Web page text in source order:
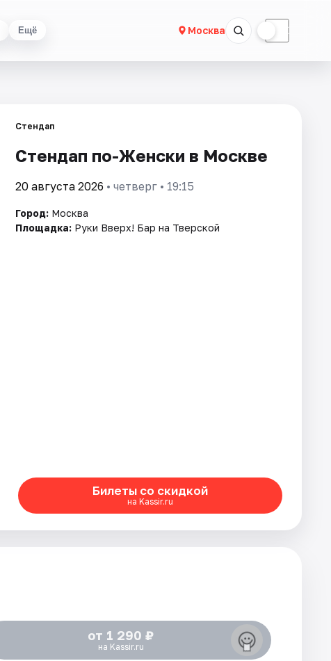
Ещё Москва ☾
Стендап
Стендап по-Женски в Москве
20 августа 2026 • четверг • 19:15
Город: Москва
Площадка: Руки Вверх! Бар на Тверской
Билеты со скидкой
на Kassir.ru
от 1 290 ₽
на Kassir.ru